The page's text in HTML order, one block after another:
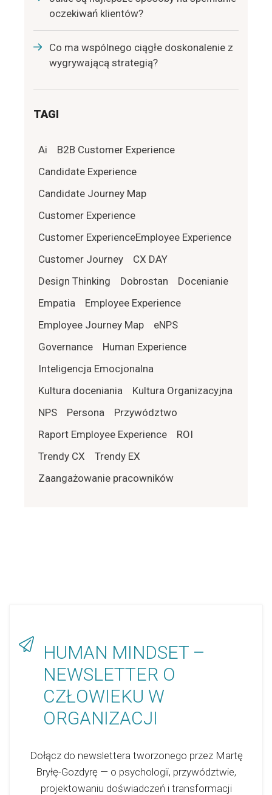
oczekiwań klientów?
Co ma wspólnego ciągłe doskonalenie z
wygrywającą strategią?
TAGI
Ai
B2B Customer Experience
Candidate Experience
Candidate Journey Map
Customer Experience
Customer ExperienceEmployee Experience
Customer Journey
CX DAY
Design Thinking
Dobrostan
Docenianie
Empatia
Employee Experience
Employee Journey Map
eNPS
Governance
Human Experience
Inteligencja Emocjonalna
Kultura doceniania
Kultura Organizacyjna
NPS
Persona
Przywództwo
Raport Employee Experience
ROI
Trendy CX
Trendy EX
Zaangażowanie pracowników
HUMAN MINDSET –
NEWSLETTER O
CZŁOWIEKU W
ORGANIZACJI
Dołącz do newslettera tworzonego przez Martę
Bryłę-Gozdyrę — o psychologii, przywództwie,
projektowaniu doświadczeń i transformacji